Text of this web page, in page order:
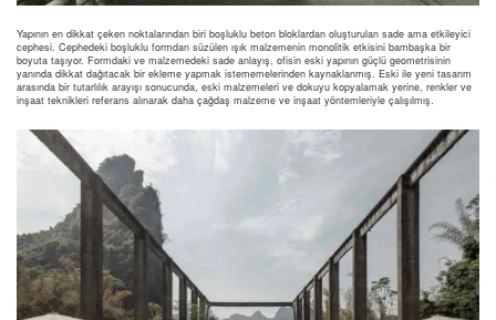
Yapının en dikkat çeken noktalarından biri boşluklu beton bloklardan oluşturulan sade ama etkileyici
cephesi. Cephedeki boşluklu formdan süzülen ışık malzemenin monolitik etkisini bambaşka bir
boyuta taşıyor. Formdaki ve malzemedeki sade anlayış, ofisin eski yapının güçlü geometrisinin
yanında dikkat dağıtacak bir ekleme yapmak istememelerinden kaynaklanmış. Eski ile yeni tasarım
arasında bir tutarlılık arayışı sonucunda, eski malzemeleri ve dokuyu kopyalamak yerine, renkler ve
inşaat teknikleri referans alınarak daha çağdaş malzeme ve inşaat yöntemleriyle çalışılmış.